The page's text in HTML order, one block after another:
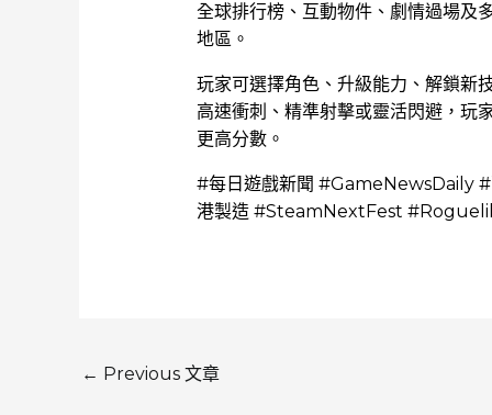
全球排行榜、互動物件、劇情過場及
地區。
玩家可選擇角色、升級能力、解鎖新
高速衝刺、精準射擊或靈活閃避，玩
更高分數。
#每日遊戲新聞 #GameNewsDaily
港製造 #SteamNextFest
← Previous 文章